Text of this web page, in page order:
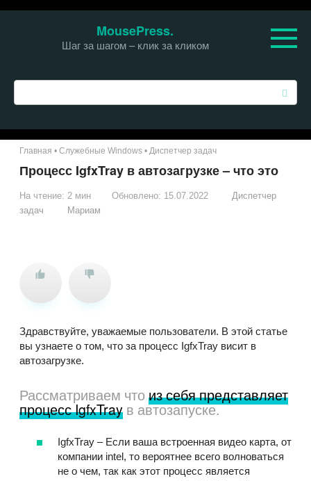
MousePress.
Шаг за шагом – клик за кликом
о
с
Главная • Служебные Windows • Диспетчер задач
Процесс IgfxTray в автозагрузке – что это
На чтение: 2 мин Обновлено: 15.07.2022
Диспетчер
задач
Мариам
Здравствуйте, уважаемые пользователи. В этой статье
вы узнаете о том, что за процесс IgfxTray висит в
автозагрузке.
Рассматриваем чтоиз себя представляет
процесс IgfxTray в автозапуске.
IgfxTray – Если ваша встроенная видео карта, от
компании intel, то вероятнее всего волноваться
не о чем, так как этот процесс является